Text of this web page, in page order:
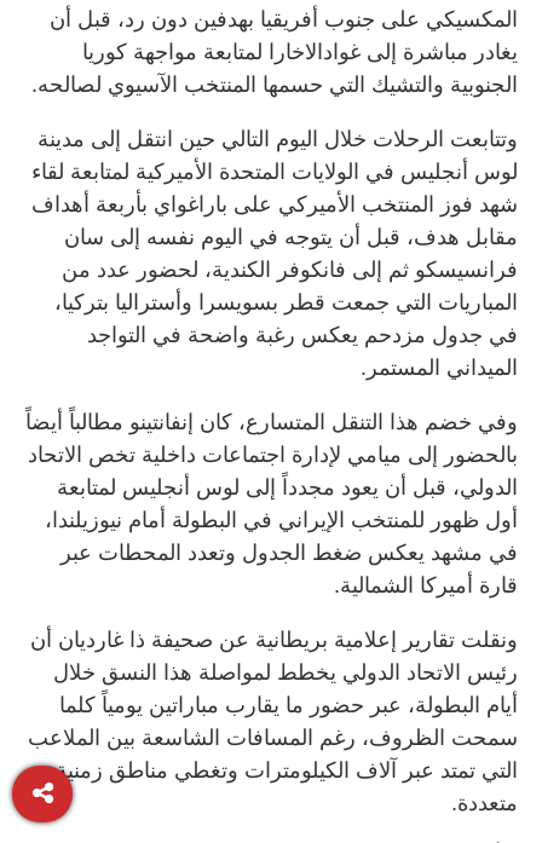
المكسيكي على جنوب أفريقيا بهدفين دون رد، قبل أن
يغادر مباشرة إلى غوادالاخارا لمتابعة مواجهة كوريا
الجنوبية والتشيك التي حسمها المنتخب الآسيوي لصالحه.
وتتابعت الرحلات خلال اليوم التالي حين انتقل إلى مدينة
لوس أنجليس في الولايات المتحدة الأميركية لمتابعة لقاء
شهد فوز المنتخب الأميركي على باراغواي بأربعة أهداف
مقابل هدف، قبل أن يتوجه في اليوم نفسه إلى سان
فرانسيسكو ثم إلى فانكوفر الكندية، لحضور عدد من
المباريات التي جمعت قطر بسويسرا وأستراليا بتركيا،
في جدول مزدحم يعكس رغبة واضحة في التواجد
الميداني المستمر.
وفي خضم هذا التنقل المتسارع، كان إنفانتينو مطالباً أيضاً
بالحضور إلى ميامي لإدارة اجتماعات داخلية تخص الاتحاد
الدولي، قبل أن يعود مجدداً إلى لوس أنجليس لمتابعة
أول ظهور للمنتخب الإيراني في البطولة أمام نيوزيلندا،
في مشهد يعكس ضغط الجدول وتعدد المحطات عبر
قارة أميركا الشمالية.
ونقلت تقارير إعلامية بريطانية عن صحيفة ذا غارديان أن
رئيس الاتحاد الدولي يخطط لمواصلة هذا النسق خلال
أيام البطولة، عبر حضور ما يقارب مباراتين يومياً كلما
سمحت الظروف، رغم المسافات الشاسعة بين الملاعب
التي تمتد عبر آلاف الكيلومترات وتغطي مناطق زمنية
متعددة.